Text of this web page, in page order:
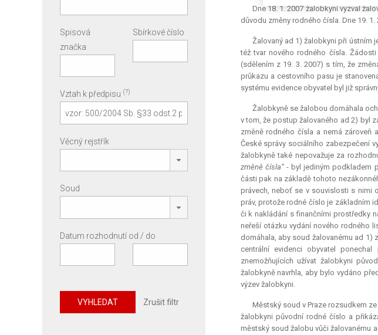
Dne 18. 1. 2007 žalobkyni vyzval
důvodu změny rodného čísla. Dne 19.
Žalovaný ad 1) žalobkyni při ústním
též tvar nového rodného čísla.
(sdělením z 19. 3. 2007) s tím, že
průkazu a cestovního pasu je
systému evidence obyvatel byl již
Žalobkyně se žalobou domáhala
v tom, že postup žalovaného ad 2) byl
změně rodného čísla a nemá zároveň
České správy sociálního zabezpečení
žalobkyně také nepovažuje za
změně čísla“- byl jediným podkladem
části pak na základě tohoto
právech, neboť se v souvislosti s nimi
práv, protože rodné číslo je základním
či k nakládání s finančními prostředky
neřeší otázku vydání nového rodného
domáhala, aby soud žalovanému ad
centrální evidenci obyvatel
znemožňujících užívat žalobkyni
žalobkyně navrhla, aby bylo vydáno
výzev žalobkyni.
Městský soud v Praze rozsudkem
žalobkyni původní rodné číslo a
městský soud žalobu vůči žalovanému
Spisová
značka
Sbírkové číslo
Vztah k předpisu (?)
Věcný rejstřík
Soud
Datum rozhodnutí od / do
VYHLEDAT Zrušit filtr